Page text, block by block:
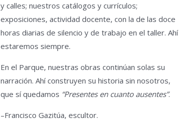
y calles; nuestros catálogos y currículos;
exposiciones, actividad docente, con la de las doce
horas diarias de silencio y de trabajo en el taller. Ahí
estaremos siempre.
En el Parque, nuestras obras continúan solas su
narración. Ahí construyen su historia sin nosotros,
que sí quedamos “Presentes en cuanto ausentes”.
–Francisco Gazitúa, escultor.